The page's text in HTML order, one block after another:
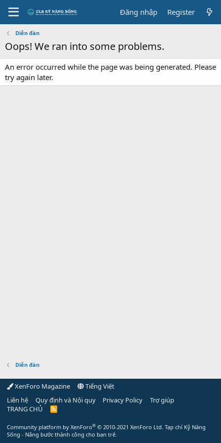
Đăng nhập Register
Diễn đàn
Oops! We ran into some problems.
An error occurred while the page was being generated. Please
try again later.
Diễn đàn
XenForo Magazine
Tiếng Việt
Liên hệ
Quy định và Nội quy Privacy Policy
Trợ giúp
TRANG CHỦ
R
Community platform by XenForo® © 2010-2021 XenForo Ltd. Tạp chí Kỹ Năng
Sống - Nâng bước thành công cho bạn trẻ.